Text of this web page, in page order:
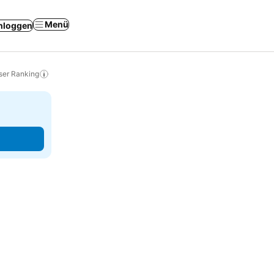
Menü
Ranking